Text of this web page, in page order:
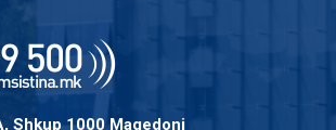
Shkup 1000 Maqedoni